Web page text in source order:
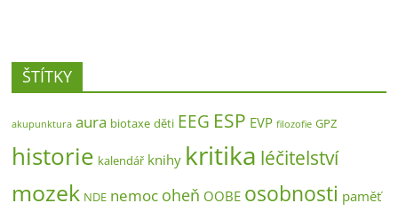
ŠTÍTKY
akupunktura aura biotaxe děti EEG ESP EVP filozofie GPZ
historie kalendář knihy kritika léčitelství
mozek NDE nemoc oheň OOBE osobnosti paměť